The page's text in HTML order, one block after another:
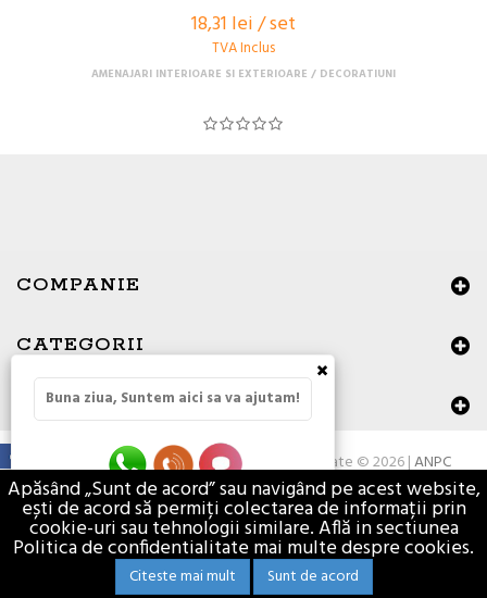
18,31 lei / set
TVA Inclus
AMENAJARI INTERIOARE SI EXTERIOARE DECORATIUNI
COMPANIE
CATEGORII
DATE DE CONTACT
Toate drepturile rezervate © 2026 |ANPC
Materiale de constructii - Vasion.ro
Apăsând „Sunt de acord” sau navigând pe acest website,
ești de acord să permiți colectarea de informații prin
cookie-uri sau tehnologii similare. Află in sectiunea
Politica de confidentialitate mai multe despre cookies.
Citeste mai mult Sunt de acord
×
Buna ziua, Suntem aici sa va ajutam!